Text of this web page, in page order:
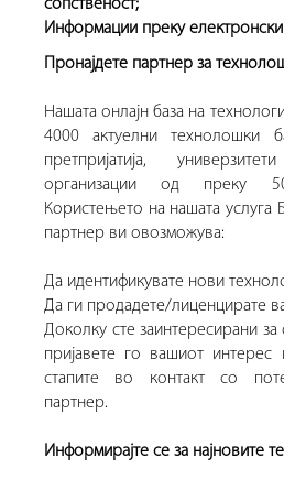
сопственост;
Информации преку
Пронајдете партнер за
Нашата онлајн база на
4000 актуелни технолошки
претпријатија,
организации од преку
Користењето на нашата
партнер ви овозможува:
Да идентификувате нови
Да ги продадете/лиценцирате
Доколку сте заинтересирани за
пријавете го вашиот
стапите во контакт со
партнер.
Информирајте се за најновите